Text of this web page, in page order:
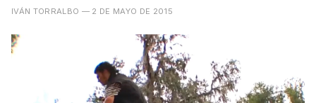
IVÁN TORRALBO — 2 DE MAYO DE 2015